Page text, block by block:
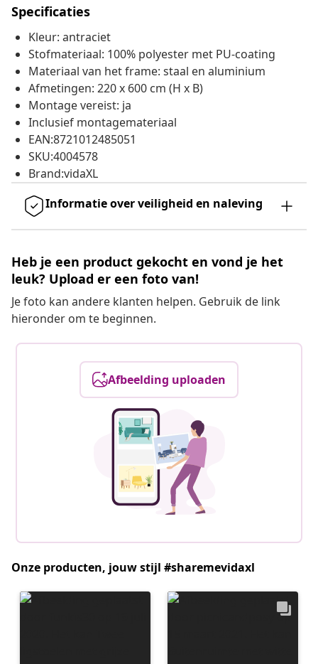
Specificaties
Kleur: antraciet
Stofmateriaal: 100% polyester met PU-coating
Materiaal van het frame: staal en aluminium
Afmetingen: 220 x 600 cm (H x B)
Montage vereist: ja
Inclusief montagemateriaal
EAN:8721012485051
SKU:4004578
Brand:vidaXL
Informatie over veiligheid en naleving
Heb je een product gekocht en vond je het
leuk? Upload er een foto van!
Je foto kan andere klanten helpen. Gebruik de link
hieronder om te beginnen.
Afbeelding uploaden
Onze producten, jouw stijl #sharemevidaxl